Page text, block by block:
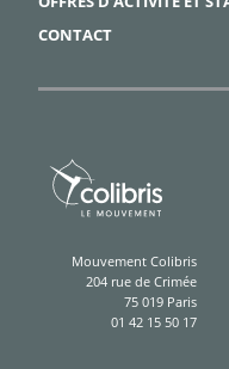
Mouvement Colibris
204 rue de Crimée
75 019 Paris
01 42 15 50 17
CONTACT